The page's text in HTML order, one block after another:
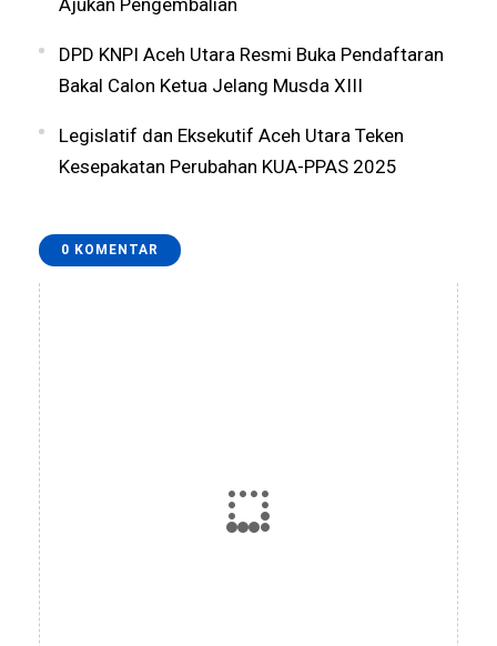
DPD KNPI Aceh Utara Resmi Buka Pendaftaran
Bakal Calon Ketua Jelang Musda XIII
Legislatif dan Eksekutif Aceh Utara Teken
Kesepakatan Perubahan KUA-PPAS 2025
0 KOMENTAR